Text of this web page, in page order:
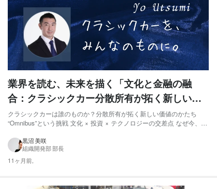
業界を読む、未来を描く「文化と金融の融
合：クラシックカー分散所有が拓く新しい投
資の世界」
クラシックカーは誰のものか？分散所有が拓く新しい価値のかたち
“Omnibus”という挑戦 文化 × 投資 × テクノロジーの交差点 なぜ今、ク
内外の事例 国内の事例 海外の事例 ミライへの問いかけ 🔧 現在の課題
と、共に挑む仲間を求めています ...
黒沼 美咲
組織開発部 部長
11ヶ月前,